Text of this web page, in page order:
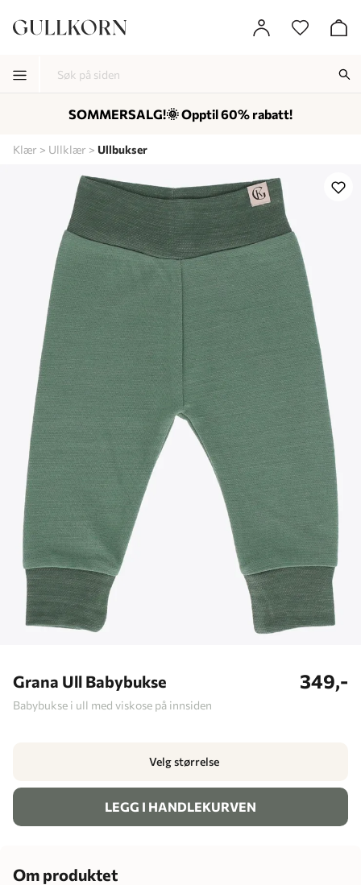
Klær Ullklær Ullbukser
Grana Ull Babybukse
Babybukse i ull med viskose på innsiden
349,-
Velg størrelse
LEGG I HANDLEKURVEN
Om produktet
SOMMERSALG!🌞 Opptil 60% rabatt!
-
-
-